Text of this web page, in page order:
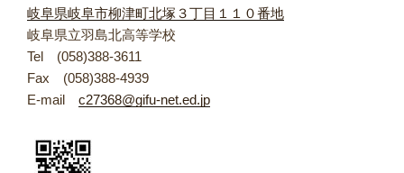
岐阜県岐阜市柳津町北塚３丁目１１０番地
岐阜県立羽島北高等学校
Tel (058)388-3611
Fax (058)388-4939
E-mail c27368@gifu-net.ed.jp